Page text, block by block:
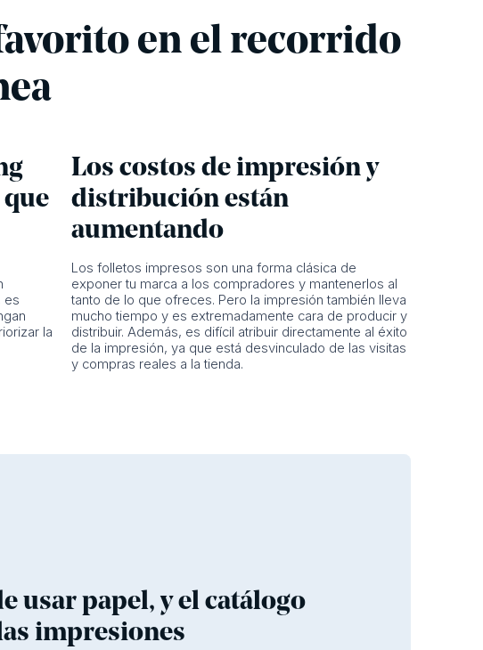
en el recorrido
es
la
Los costos de impresión y
distribución están
aumentando
Los folletos impresos son una forma clásica de
exponer tu marca a los compradores y mantenerlos al
tanto de lo que ofreces. Pero la impresión también lleva
mucho tiempo y es extremadamente cara de producir y
distribuir. Además, es difícil atribuir directamente al éxito
de la impresión, ya que está desvinculado de las visitas
y compras reales a la tienda.
usar papel, y el catálogo
impresiones